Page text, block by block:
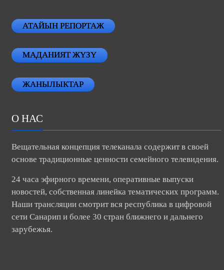
АТАЙЫН РЕПОРТАЖ
МАДАНИЯТ ЖҮЗҮ
ЖАНЫЛЫКТАР
О НАС
Вещательная концепция телеканала содержит в своей
основе традиционные ценности семейного телевидения.
24 часа эфирного времени, оперативные выпуски
новостей, собственная линейка тематических программ.
Наши трансляции смотрит вся республика в цифровой
сети Санарип и более 30 стран ближнего и дальнего
зарубежья.